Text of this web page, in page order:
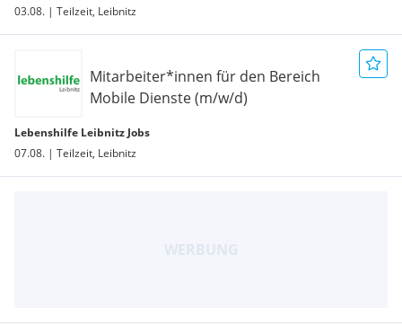
03.08. | Teilzeit, Leibnitz
Mitarbeiter*innen für den Bereich
Mobile Dienste (m/w/d)
Lebenshilfe Leibnitz Jobs
07.08. | Teilzeit, Leibnitz